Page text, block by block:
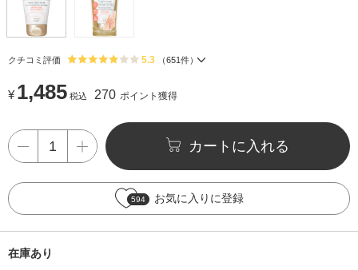
クチコミ評価 5.3 （651 件）
¥ 1,485 税込 270 ポイント獲得
カートに入れる
594 お気に入りに登録
在庫あり